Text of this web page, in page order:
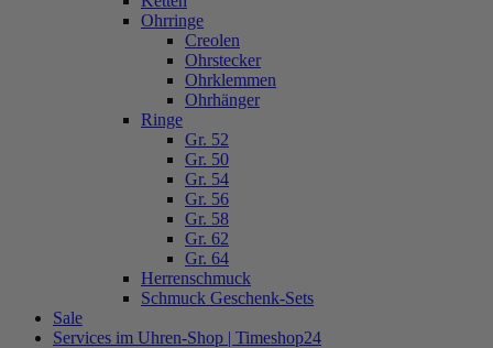
Ohrringe
Creolen
Ohrstecker
Ohrklemmen
Ohrhänger
Ringe
Gr. 52
Gr. 50
Gr. 54
Gr. 56
Gr. 58
Gr. 62
Gr. 64
Herrenschmuck
Schmuck Geschenk-Sets
Sale
Services im Uhren-Shop | Timeshop24